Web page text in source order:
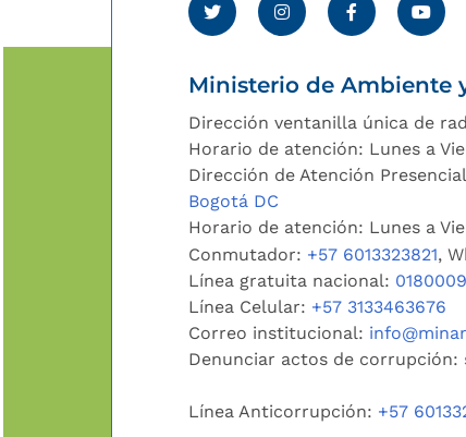
Ministerio de Ambiente
Dirección ventanilla única de
Horario de atención: Lunes a
Dirección de Atención
Bogotá DC
Horario de atención: Lunes a
Conmutador: +57 6013323821,
Línea gratuita nacional:
Línea Celular: +57 3133463676
Correo institucional:
Denunciar actos de corrupción:
Línea Anticorrupción: +57